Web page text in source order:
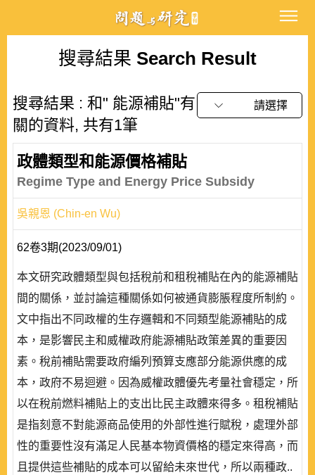
搜尋結果 Search Result
搜尋結果 : 和" 能源補貼"有
關的資料, 共有1筆
請選擇
政體類型和能源價格補貼
Regime Type and Energy Price Subsidy
吳親恩 (Chin-en Wu)
62卷3期(2023/09/01)
本文研究政體類型與包括稅前和租稅補貼在內的能源補貼
間的關係，並討論這種關係如何被通貨膨脹程度所制約。
文中指出不同政權的生存邏輯和不同類型能源補貼的成
本，是影響民主和威權政府能源補貼政策差異的重要因
素。稅前補貼需要政府編列預算支應部分能源供應的成
本，政府不易迴避。因為威權政體優先考量社會穩定，所
以在稅前燃料補貼上的支出比民主政體來得多。租稅補貼
是指刻意不對能源商品使用的外部性進行賦稅，處理外部
性的重要性沒有滿足人民基本物資價格的穩定來得高，而
且提供這些補貼的成本可以留給未來世代，所以兩種政..